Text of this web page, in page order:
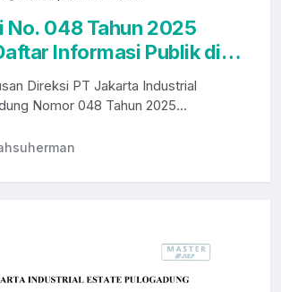
No. 048 Tahun 2025
Informasi Publik di
Direksi PT Jakarta Industrial
Nomor 048 Tahun 2025